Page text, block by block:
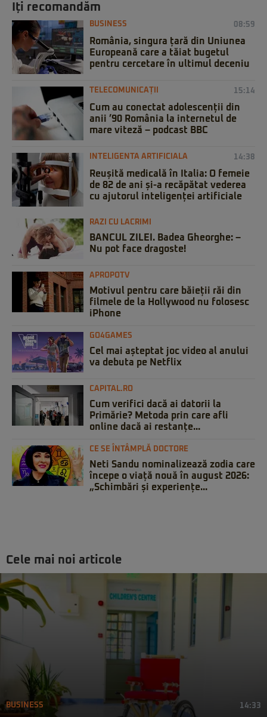
Iți recomandăm
BUSINESS 08:59
România, singura țară din Uniunea
Europeană care a tăiat bugetul
pentru cercetare în ultimul deceniu
TELECOMUNICAȚII 15:14
Cum au conectat adolescenții din
anii ’90 România la internetul de
mare viteză – podcast BBC
INTELIGENTA ARTIFICIALA 14:38
Reușită medicală în Italia: O femeie
de 82 de ani și-a recăpătat vederea
cu ajutorul inteligenței artificiale
RAZI CU LACRIMI
BANCUL ZILEI. Badea Gheorghe: –
Nu pot face dragoste!
APROPOTV
Motivul pentru care băieții răi din
filmele de la Hollywood nu folosesc
iPhone
GO4GAMES
Cel mai așteptat joc video al anului
va debuta pe Netflix
CAPITAL.RO
Cum verifici dacă ai datorii la
Primărie? Metoda prin care afli
online dacă ai restanțe...
CE SE ÎNTÂMPLĂ DOCTORE
Neti Sandu nominalizează zodia care
începe o viață nouă în august 2026:
„Schimbări și experiențe...
Cele mai noi articole
BUSINESS 14:33